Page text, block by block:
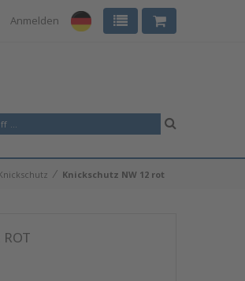
Anmelden
⁄ Knickschutz NW 12 rot